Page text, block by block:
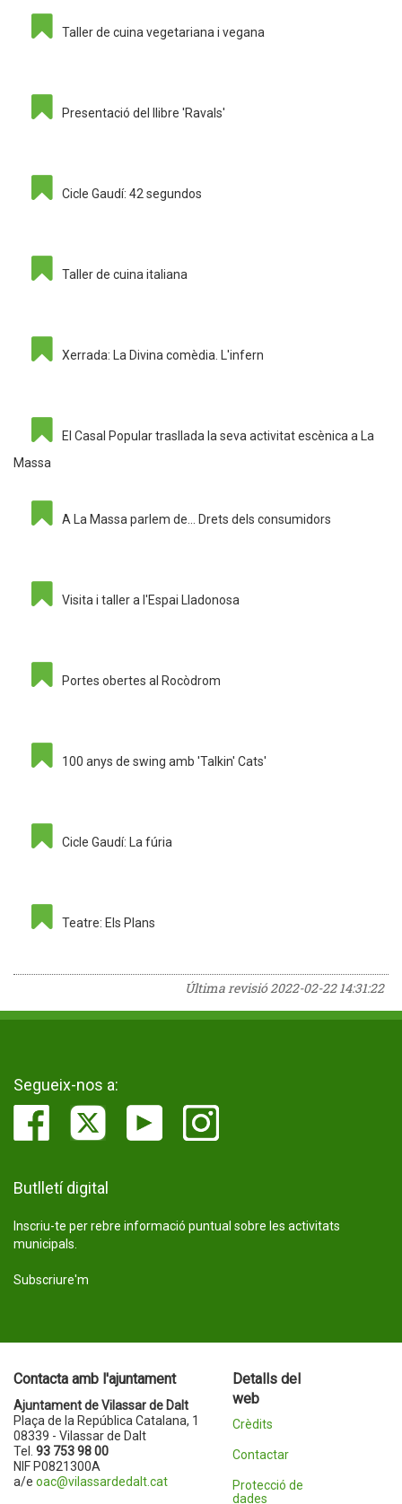
Taller de cuina vegetariana i vegana
Presentació del llibre 'Ravals'
Cicle Gaudí: 42 segundos
Taller de cuina italiana
Xerrada: La Divina comèdia. L'infern
El Casal Popular trasllada la seva activitat escènica a La
Massa
A La Massa parlem de... Drets dels consumidors
Visita i taller a l'Espai Lladonosa
Portes obertes al Rocòdrom
100 anys de swing amb 'Talkin' Cats'
Cicle Gaudí: La fúria
Teatre: Els Plans
Última revisió2022-02-22 14:31:22
Segueix-nos a:
Butlletí digital
Inscriu-te per rebre informació puntual sobre les activitats
municipals.
Subscriure'm
Contacta amb l'ajuntament
Ajuntament de Vilassar de Dalt
Plaça de la República Catalana, 1
08339 - Vilassar de Dalt
Tel. 93 753 98 00
NIF P0821300A
a/e oac@vilassardedalt.cat
Detalls del
web
Crèdits
Contactar
Protecció de
dades